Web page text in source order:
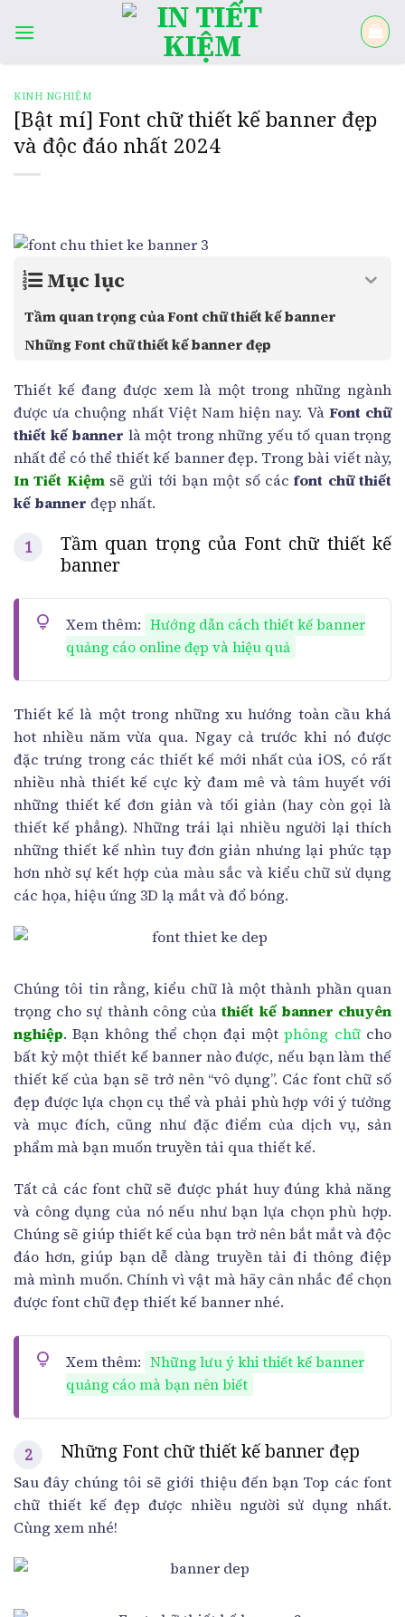
KINH NGHIỆM
[Bật mí] Font chữ thiết kế banner đẹp
và độc đáo nhất 2024
Mục lục
Tầm quan trọng của Font chữ thiết kế banner
Những Font chữ thiết kế banner đẹp
Thiết kế đang được xem là một trong những ngành
được ưa chuộng nhất Việt Nam hiện nay. Và Font chữ
thiết kế banner là một trong những yếu tố quan trọng
nhất để có thể thiết kế banner đẹp. Trong bài viết này,
In Tiết Kiệmsẽ gửi tới bạn một số cácfont chữ thiết
kế banner đẹp nhất.
Tầm quan trọng của Font chữ thiết kế
banner
Xem thêm: Hướng dẫn cách thiết kế banner
quảng cáo online đẹp và hiệu quả
Thiết kế là một trong những xu hướng toàn cầu khá
hot nhiều năm vừa qua. Ngay cả trước khi nó được
đặc trưng trong các thiết kế mới nhất của iOS, có rất
nhiều nhà thiết kế cực kỳ đam mê và tâm huyết với
những thiết kế đơn giản và tối giản (hay còn gọi là
thiết kế phẳng). Những trái lại nhiều người lại thích
những thiết kế nhìn tuy đơn giản nhưng lại phức tạp
hơn nhờ sự kết hợp của màu sắc và kiểu chữ sử dụng
các họa, hiệu ứng 3D lạ mắt và đổ bóng.
Chúng tôi tin rằng, kiểu chữ là một thành phần quan
trọng cho sự thành công củathiết kế banner chuyên
nghiệp. Bạn không thể chọn đại mộtphông chữcho
bất kỳ một thiết kế banner nào được, nếu bạn làm thế
thiết kế của bạn sẽ trở nên “vô dụng”. Các font chữ số
đẹp được lựa chọn cụ thể và phải phù hợp với ý tưởng
và mục đích, cũng như đặc điểm của dịch vụ, sản
phẩm mà bạn muốn truyền tải qua thiết kế.
Tất cả các font chữ sẽ được phát huy đúng khả năng
và công dụng của nó nếu như bạn lựa chọn phù hợp.
Chúng sẽ giúp thiết kế của bạn trở nên bắt mắt và độc
đáo hơn, giúp bạn dễ dàng truyền tải đi thông điệp
mà mình muốn. Chính vì vật mà hãy cân nhắc để chọn
được font chữ đẹp thiết kế banner nhé.
Xem thêm: Những lưu ý khi thiết kế banner
quảng cáo mà bạn nên biết
Những Font chữ thiết kế banner đẹp
Sau đây chúng tôi sẽ giới thiệu đến bạn Top các font
chữ thiết kế đẹp được nhiều người sử dụng nhất.
Cùng xem nhé!